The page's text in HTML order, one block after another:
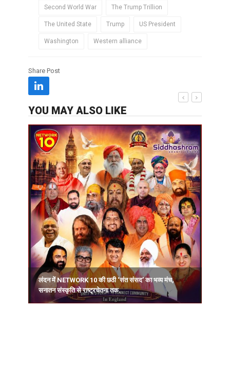
Second World War The Trump Trillion
The United State Trump US President
Washington Western alliance
Share Post
YOU MAY ALSO LIKE
लंदन में NETWORK 10 की छठी ‘संत संसद’ का भव्य मंच,
सनातन संस्कृति से राष्ट्रचेतना तक.